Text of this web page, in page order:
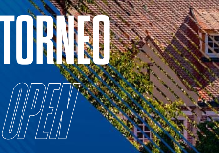
CALENDARIO
TORNEOS
NOTICIAS
MULTIMEDIA
SCOREBOARD
STREAMING
TORNEO
Open